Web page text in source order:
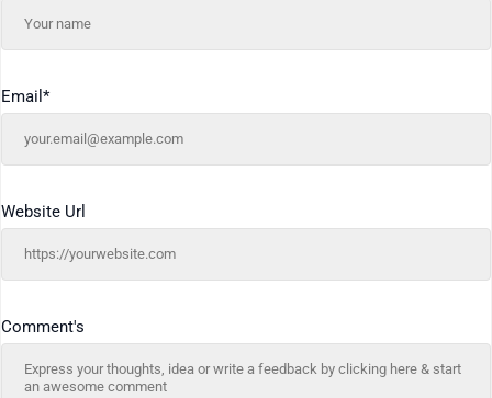
Comment's
Email *
Website Url